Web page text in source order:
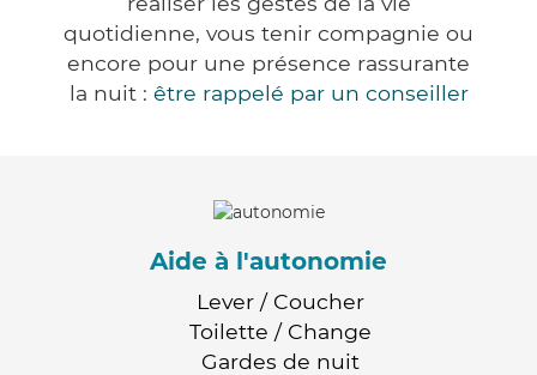
quotidienne, vous tenir compagnie ou
encore pour une présence rassurante
la nuit : être rappelé par un conseiller
Aide à l'autonomie
Lever / Coucher
Toilette / Change
Gardes de nuit